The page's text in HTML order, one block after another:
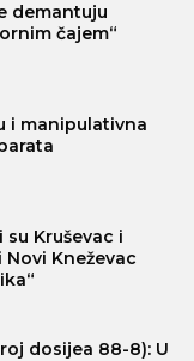
demantuju
čajem“
i manipulativna
Kruševac i
Kneževac
dosijea 88-8): U